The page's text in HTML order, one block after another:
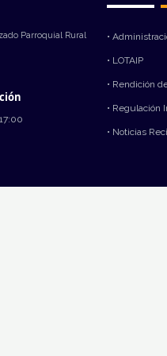
Parroquial Rural
•
• LOTAIP
• Rendición
• Regulación
• Noticias